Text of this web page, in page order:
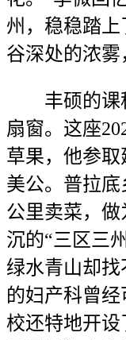
州，稳稳踏
谷深处的浓雾
丰硕的课
扇窗。这座
草果，他参取
美公。普拉
公里卖菜，
沉的“三区三
绿水青山却找
的妇产科曾
校还特地开